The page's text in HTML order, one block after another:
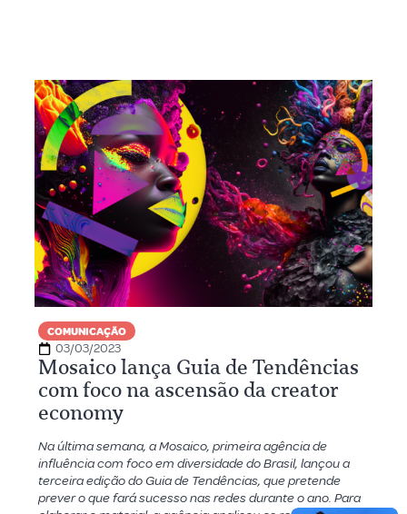
COMUNICAÇÃO
03/03/2023
Mosaico lança Guia de Tendências
com foco na ascensão da creator
economy
Na última semana, a Mosaico, primeira agência de
influência com foco em diversidade do Brasil, lançou a
terceira edição do Guia de Tendências, que pretende
prever o que fará sucesso nas redes durante o ano. Para